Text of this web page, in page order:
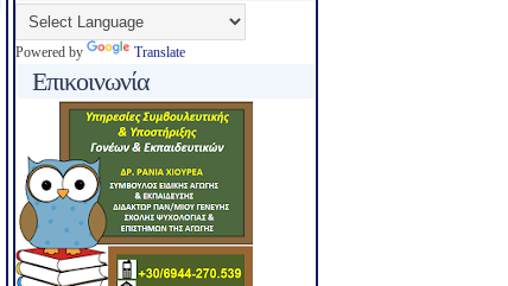
Powered by Translate
Επικοινωνία